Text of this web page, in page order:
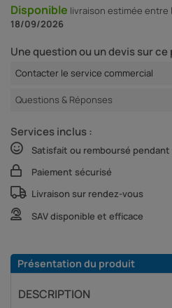
Disponible livraison estimée entre
18/09/2026
Une question ou un devis sur ce
Contacter le service commercial
Questions & Réponses
Services inclus :
Satisfait ou remboursé pendant
Paiement sécurisé
Livraison sur rendez-vous
SAV disponible et efficace
Présentation du produit
DESCRIPTION